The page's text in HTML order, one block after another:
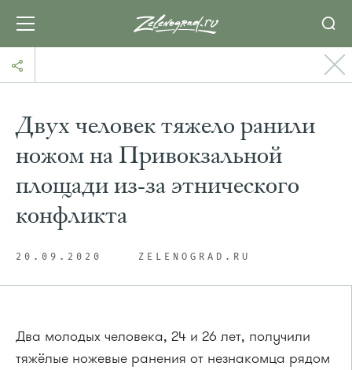
Двух человек тяжело ранили
ножом на Привокзальной
площади из-за этнического
конфликта
20.09.2020 ZELENOGRAD.RU
Два молодых человека, 24 и 26 лет, получили
тяжёлые ножевые ранения от незнакомца рядом